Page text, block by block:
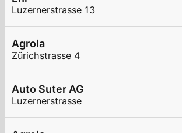
Luzernerstrasse 13
Agrola
Zürichstrasse 4
Auto Suter AG
Luzernerstrasse